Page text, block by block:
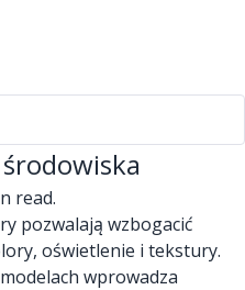
read.
pozwalają wzbogacić
oświetlenie i tekstury.
wprowadza